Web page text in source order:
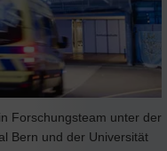
Forschungsteam unter der
Bern und der Universität